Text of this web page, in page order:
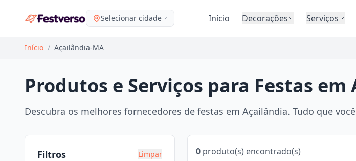
Selecionar cidade Início Decorações Serviços
Início / Açailândia-MA
Produtos e Serviços para Festas
Descubra os melhores fornecedores de festas em Açailândia. Tudo que
Filtros Limpar 0 produto(s) encontrado(s)